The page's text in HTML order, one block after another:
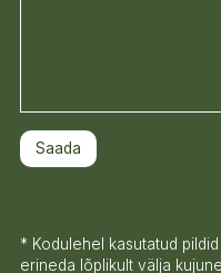
* Kodulehel kasutatud
erineda lõplikult välja